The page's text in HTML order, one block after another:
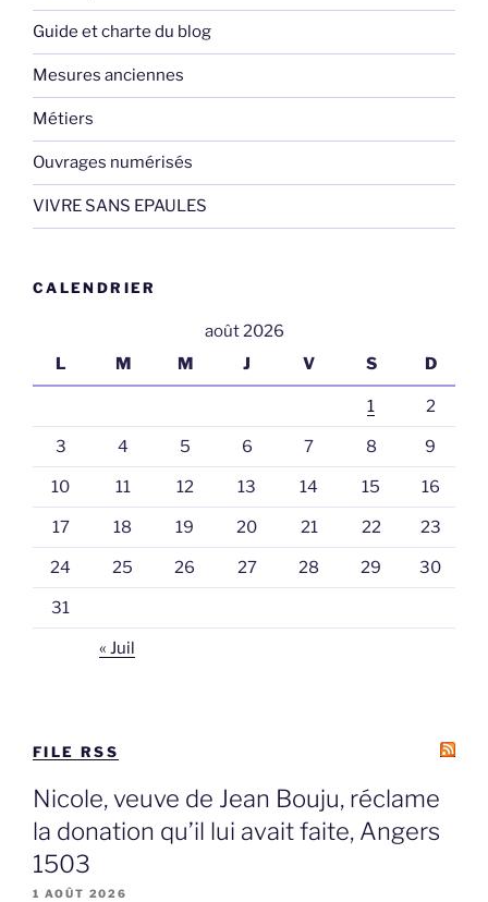
Guide et charte du blog
Mesures anciennes
Métiers
Ouvrages numérisés
VIVRE SANS EPAULES
CALENDRIER
août 2026
L
M M J V S D
1 2
3 4 5 6 7 8 9
10 11 12 13 14 15 16
17 18 19 20 21 22 23
24 25 26 27 28 29 30
31
« Juil
FILE RSS
Nicole, veuve de Jean Bouju, réclame
la donation qu’il lui avait faite, Angers
1503
1 AOÛT 2026